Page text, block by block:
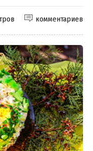
комментариев